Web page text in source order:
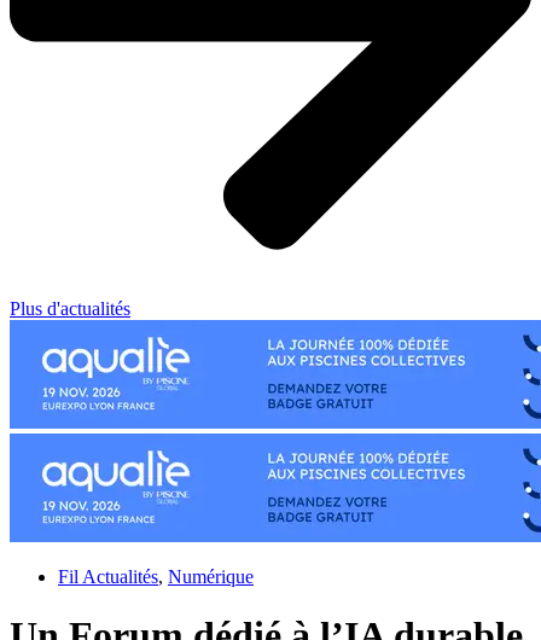
Plus d'actualités
Fil Actualités, Numérique